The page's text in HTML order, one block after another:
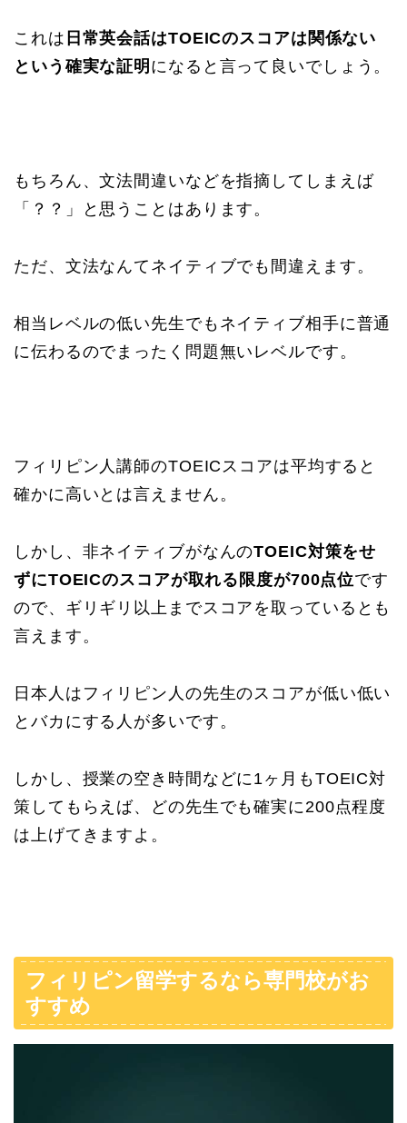
これは 日常英会話はTOEICのスコアは関係ない
という確実な証明 になると言って良いでしょう。
もちろん、文法間違いなどを指摘してしまえば
「？？」と思うことはあります。
ただ、文法なんてネイティブでも間違えます。
相当レベルの低い先生でもネイティブ相手に普通
に伝わるのでまったく問題無いレベルです。
フィリピン人講師のTOEICスコアは平均すると
確かに高いとは言えません。
しかし、非ネイティブがなんのTOEIC対策をせ
ずにTOEICのスコアが取れる限度が700点位です
ので、ギリギリ以上までスコアを取っているとも
言えます。
日本人はフィリピン人の先生のスコアが低い低い
とバカにする人が多いです。
しかし、授業の空き時間などに1ヶ月もTOEIC対
策してもらえば、どの先生でも確実に200点程度
は上げてきますよ。
フィリピン留学するなら専門校がお
すすめ